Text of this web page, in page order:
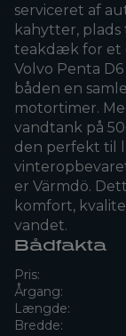
serviceret af
kahytter, plads
teakdæk for et
Volvo Penta
båden en
motortimer.
vandtank på
den perfekt til
er Värmdö.
komfort,
vandet.
Bådfakta
Pris:
Årgang:
Længde:
Bredde: